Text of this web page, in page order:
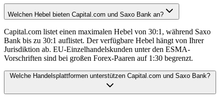
Welchen Hebel bieten Capital.com und Saxo Bank an?
Capital.com listet einen maximalen Hebel von 30:1, während Saxo
Bank bis zu 30:1 auflistet. Der verfügbare Hebel hängt von Ihrer
Jurisdiktion ab. EU-Einzelhandelskunden unter den ESMA-
Vorschriften sind bei großen Forex-Paaren auf 1:30 begrenzt.
Welche Handelsplattformen unterstützen Capital.com und Saxo Bank?